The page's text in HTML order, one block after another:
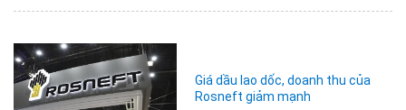
Giá dầu lao dốc, doanh thu của
Rosneft giảm mạnh